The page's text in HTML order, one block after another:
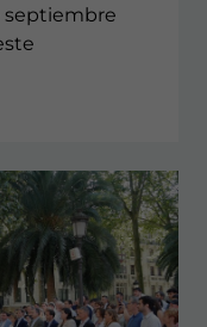
septiembre